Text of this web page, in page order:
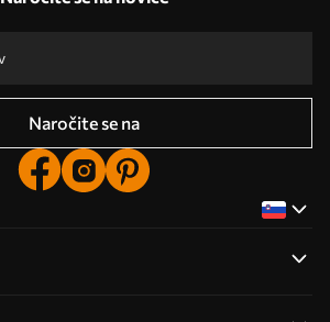
Naročite se na